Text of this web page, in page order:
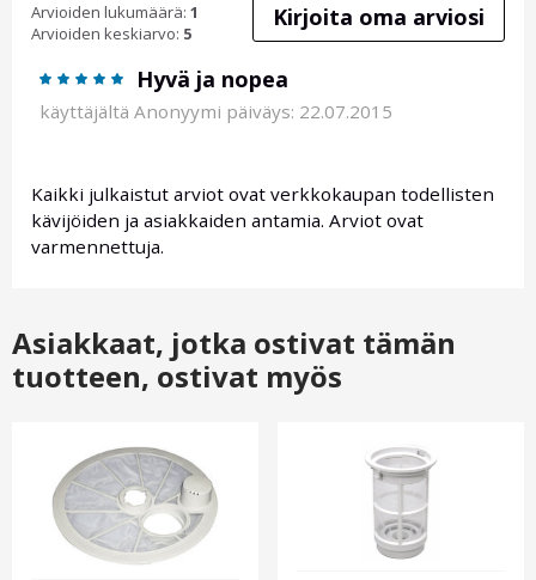
Arvioiden lukumäärä: 1
Arvioiden keskiarvo: 5
Kirjoita oma arviosi
Hyvä ja nopea
käyttäjältä Anonyymi päiväys: 22.07.2015
Kaikki julkaistut arviot ovat verkkokaupan todellisten
kävijöiden ja asiakkaiden antamia. Arviot ovat
varmennettuja.
Asiakkaat, jotka ostivat tämän
tuotteen, ostivat myös